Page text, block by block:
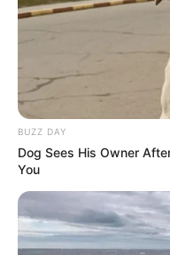
BUZZ DAY
Dog Sees His Owner
You